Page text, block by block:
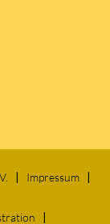
Impressum